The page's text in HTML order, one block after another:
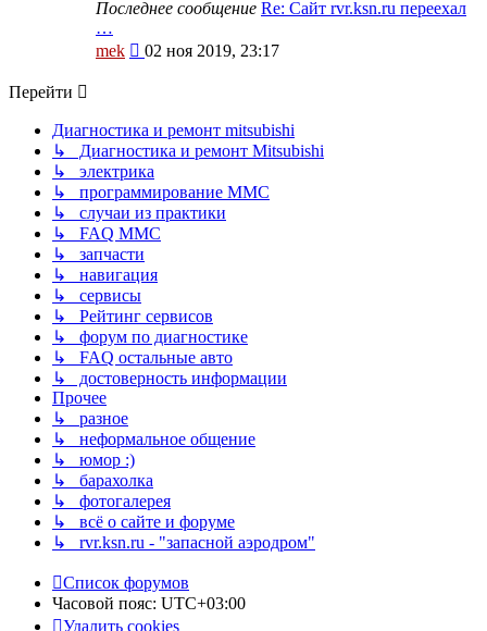
Последнее сообщение Re: Сайт rvr.ksn.ru переехал
…
mek
Перейти
02 ноя 2019, 23:17
Перейти
Диагностика и ремонт mitsubishi
↳ Диагностика и ремонт Mitsubishi
↳ электрика
↳ программирование MMC
↳ случаи из практики
↳ FAQ MMC
↳ запчасти
↳ навигация
↳ сервисы
↳ Рейтинг сервисов
↳ форум по диагностике
↳ FAQ остальные авто
↳ достоверность информации
Прочее
↳ разное
↳ неформальное общение
↳ юмор :)
↳ барахолка
↳ фотогалерея
↳ всё о сайте и форуме
↳ rvr.ksn.ru - "запасной аэродром"
Список форумов
Часовой пояс: UTC+03:00
Удалить cookies